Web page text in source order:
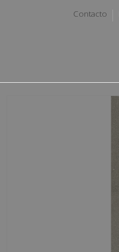
Contacto